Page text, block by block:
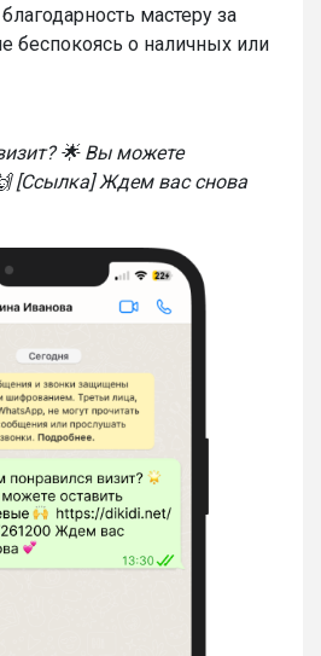
мастеру за
беспокоясь о наличных или
🌟 Вы можете
[Ссылка] Ждем вас снова